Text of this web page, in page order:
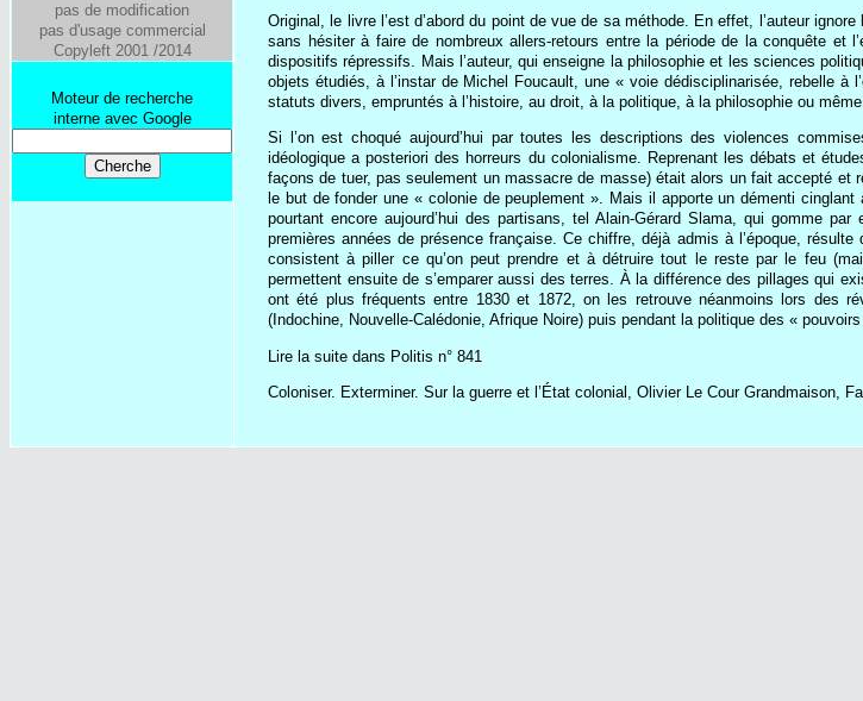
pas de modification
pas d'usage commercial
Copyleft 2001 /2014
Moteur de recherche
interne avec Google
Original, le livre l’est d’abord du point de vue de sa méthode. En effet, l’auteur
sans hésiter à faire de nombreux allers-retours entre la période de la conquête et
dispositifs répressifs. Mais l’auteur, qui enseigne la philosophie et les sciences
objets étudiés, à l’instar de Michel Foucault, une « voie dédisciplinarisée, rebelle
statuts divers, empruntés à l’histoire, au droit, à la politique, à la philosophie ou
Si l’on est choqué aujourd’hui par toutes les descriptions des violences
idéologique a posteriori des horreurs du colonialisme. Reprenant les débats et
façons de tuer, pas seulement un massacre de masse) était alors un fait accepté
le but de fonder une « colonie de peuplement ». Mais il apporte un démenti
pourtant encore aujourd’hui des partisans, tel Alain-Gérard Slama, qui gomme
premières années de présence française. Ce chiffre, déjà admis à l’époque,
consistent à piller ce qu’on peut prendre et à détruire tout le reste par le feu
permettent ensuite de s’emparer aussi des terres. À la différence des pillages qui
ont été plus fréquents entre 1830 et 1872, on les retrouve néanmoins lors des
(Indochine, Nouvelle-Calédonie, Afrique Noire) puis pendant la politique des «
Lire la suite dans Politis n° 841
Coloniser. Exterminer. Sur la guerre et l’État colonial, Olivier Le Cour Grandmaison,